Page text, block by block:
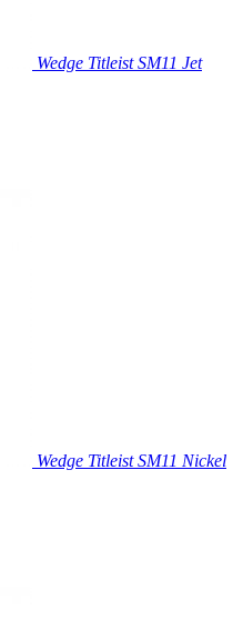
Wedge Titleist SM11 Jet
Wedge Titleist SM11 Nickel